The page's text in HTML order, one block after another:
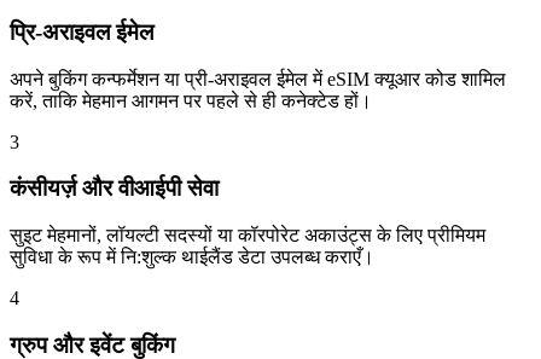
प्रि-अराइवल ईमेल
अपने बुकिंग कन्फर्मेशन या प्री-अराइवल ईमेल में eSIM क्यूआर कोड शामिल
करें, ताकि मेहमान आगमन पर पहले से ही कनेक्टेड हों।
3
कंसीयर्ज़ और वीआईपी सेवा
सुइट मेहमानों, लॉयल्टी सदस्यों या कॉरपोरेट अकाउंट्स के लिए प्रीमियम
सुविधा के रूप में नि:शुल्क थाईलैंड डेटा उपलब्ध कराएँ।
4
ग्रुप और इवेंट बुकिंग